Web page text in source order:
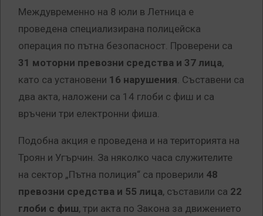
Междувременно на 8 юли в Летница е
проведена специализирана полицейска
операция по пътна безопасност. Проверени са
31 моторни превозни средства и 37 лица,
като са установени 16 нарушения. Съставени са
два акта, наложени са 14 глоби с фиш и са
връчени три електронни фиша.
Подобна акция е проведена и на територията на
Троян и Угърчин. За няколко часа служителите
на сектор „Пътна полиция“ са проверили 48
превозни средства и 55 лица, съставили са 22
глоби с фиш, три акта по Закона за движението